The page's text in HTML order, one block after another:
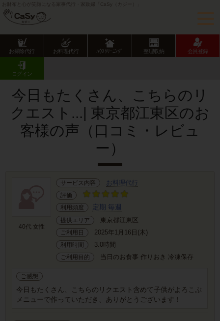
お財布と心が笑顔になる家事代行・家政婦「CaSy（カジー）」
お掃除代行 お料理代行 ﾊｳｽｸﾘｰﾆﾝｸﾞ 整理収納 会員登録
ログイン
CaSy TOP
お客様の声･口コミ詳細
今日もたくさん、こちらのリ
クエスト...| 東京都江東区のお
客様の声（口コミ・レビュ
ー）
40代 女性
サービス内容 お料理代行
評価
利用頻度
定期 毎週
提供エリア 東京都江東区
ご利用日 2025年1月16日(木)
利用時間 3.0時間
ご利用目的 当日のお食事 作りおき 冷凍保存
ご感想
今日もたくさん、こちらのリクエスト含めて子供がよろこぶ
メニューで作っていただき、ありがとうございます！